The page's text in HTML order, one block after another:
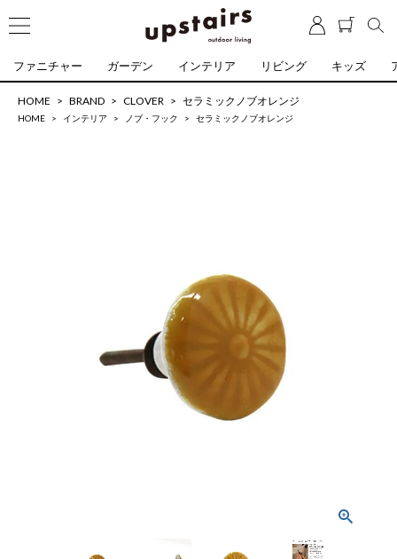
ファニチャー ガーデン インテリア リビング キッズ
HOME BRAND CLOVER セラミックノブオレンジ
HOME インテリア ノブ・フック セラミックノブオレンジ